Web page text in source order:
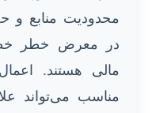
محدودیت منابع و
در معرض خطر
مالی هستند.
مناسب می‌تواند